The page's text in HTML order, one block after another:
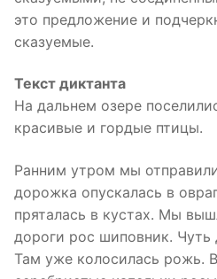
это предложение и
сказуемые.
Текст диктанта
На дальнем озере
красивые и гордые птицы.
Ранним утром мы
дорожка опускалась в
пряталась в кустах. Мы
дороги рос шиповник. Чуть
Там уже колосилась рожь.